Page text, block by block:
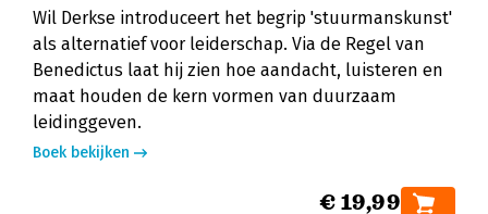
Wil Derkse introduceert het begrip 'stuurmanskunst'
als alternatief voor leiderschap. Via de Regel van
Benedictus laat hij zien hoe aandacht, luisteren en
maat houden de kern vormen van duurzaam
leidinggeven.
Boek bekijken
€ 19,99